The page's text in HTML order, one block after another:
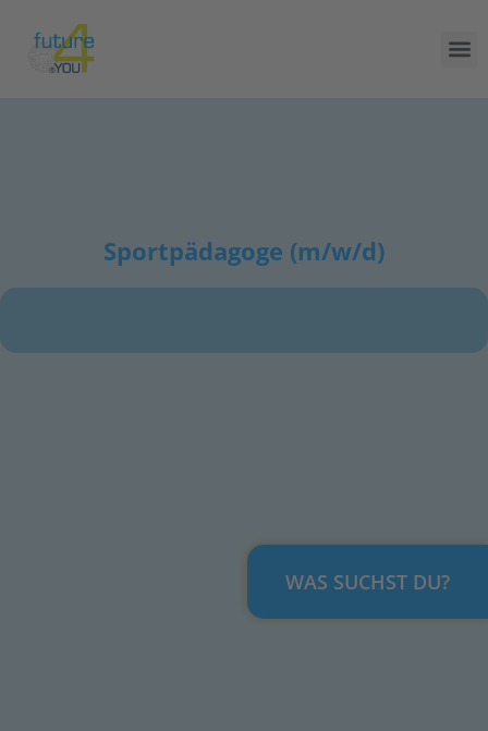
Sportpädagoge (m/w/d)
WAS SUCHST DU?